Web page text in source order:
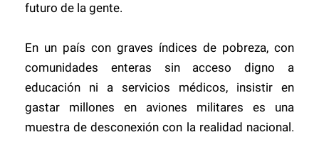
futuro de la gente.
En un país con graves índices de pobreza, con
comunidades enteras sin acceso digno a
educación ni a servicios médicos, insistir en
gastar millones en aviones militares es una
muestra de desconexión con la realidad nacional.